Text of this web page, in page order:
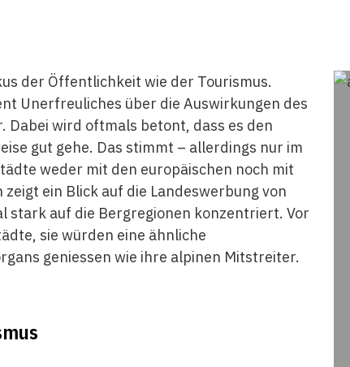
der Öffentlichkeit wie der Tourismus.
Unerfreuliches über die Auswirkungen des
Dabei wird oftmals betont, dass es den
gut gehe. Das stimmt – allerdings nur im
weder mit den europäischen noch mit
ein Blick auf die Landeswerbung von
stark auf die Bergregionen konzentriert. Vor
sie würden eine ähnliche
geniessen wie ihre alpinen Mitstreiter.